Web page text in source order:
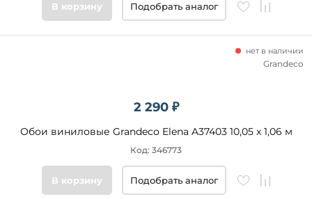
В корзину Подобрать аналог
2 290 ₽
Обои виниловые Grandeco Elena A37403 10,05 x 1,06 м
нет в наличии
Код: 346773
Grandeco
В корзину Подобрать аналог